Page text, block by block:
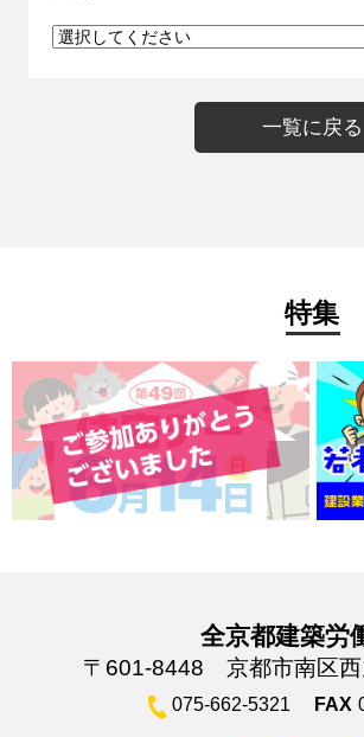
一覧に戻る
特集
全京都建築労
〒601-8448 京都市南区西
075-662-5321 FAX